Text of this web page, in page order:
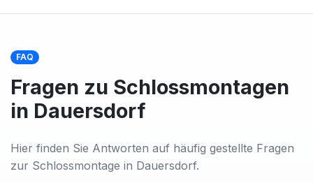
FAQ
Fragen zu Schlossmontagen
in Dauersdorf
Hier finden Sie Antworten auf häufig gestellte Fragen
zur Schlossmontage in Dauersdorf.